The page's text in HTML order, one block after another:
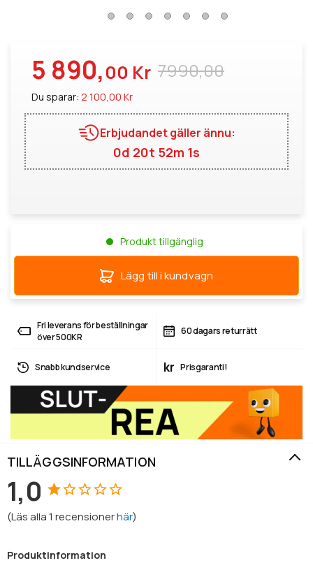
7990,00
5 890,00 Kr
Du sparar: 2 100,00 Kr
Erbjudandet gäller ännu:
0d 20t 52m 0s
Produkt tillgänglig
Lägg till i kundvagn
Fri leverans för beställningar
över 500KR
60 dagars returrätt
Snabb kundservice kr Prisgaranti!
TILLÄGGSINFORMATION
1,0
(Läs alla1 recensionerhär)
Produktinformation